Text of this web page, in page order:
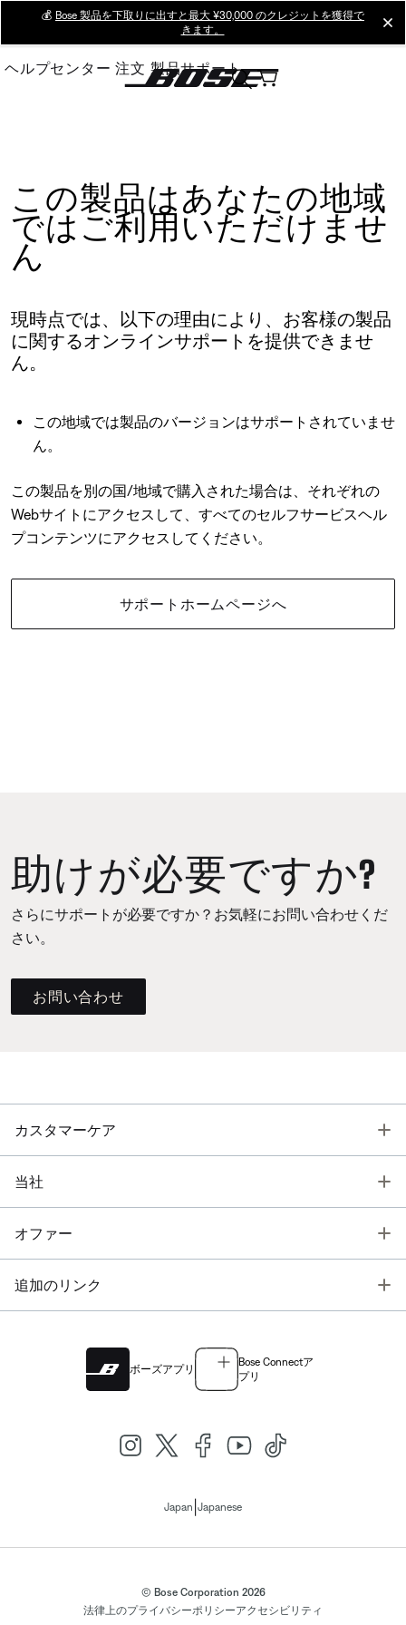
Main
💰 Bose 製品を下取りに出すと最大 ¥30,000 のクレジットを獲得で
きます。
ヘルプセンター 注文 製品サポート
この製品はあなたの地域
ではご利用いただけませ
ん
現時点では、以下の理由により、お客様の製品
に関するオンラインサポートを提供できませ
ん。
この地域では製品のバージョンはサポートされていませ
ん。
この製品を別の国/地域で購入された場合は、それぞれの
Webサイトにアクセスして、すべてのセルフサービスヘル
プコンテンツにアクセスしてください。
サポートホームページへ
助けが必要ですか?
さらにサポートが必要ですか？お気軽にお問い合わせくだ
さい。
お問い合わせ
カスタマーケア
当社
オファー
追加のリンク
ボーズアプリ
Bose Connectア
プリ
Japan Japanese
© Bose Corporation 2026
法律上のプライバシーポリシーアクセシビリティ